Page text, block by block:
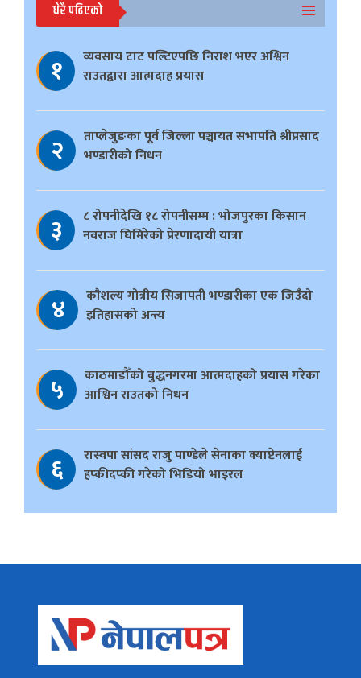
धेरै पढिएको
१
व्यवसाय टाट पल्टिएपछि निराश भएर अश्विन
राउतद्वारा आत्मदाह प्रयास
२
ताप्लेजुङका पूर्व जिल्ला पञ्चायत सभापति श्रीप्रसाद
भण्डारीको निधन
३
८ रोपनीदेखि १८ रोपनीसम्म : भोजपुरका किसान
नवराज घिमिरेको प्रेरणादायी यात्रा
४
काैशल्य गोत्रीय सिजापती भण्डारीका एक जिउँदो
इतिहासको अन्त्य
५
काठमाडौँको बुद्धनगरमा आत्मदाहको प्रयास गरेका
आश्विन राउतको निधन
६
रास्वपा सांसद राजु पाण्डेले सेनाका क्याप्टेनलाई
हप्कीदप्की गरेको भिडियो भाइरल